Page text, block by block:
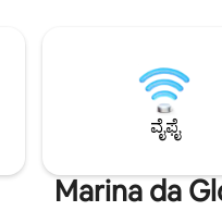
ಬೊಟಾನಿಕಲ್
ಕೋಪಕಾಬಾನಾ,
ಕಡಲತೀರಕ್ಕೆ 10
ವೈಫೈ
Marina da